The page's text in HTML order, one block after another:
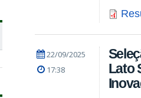
22/09/2025
17:38
Lato